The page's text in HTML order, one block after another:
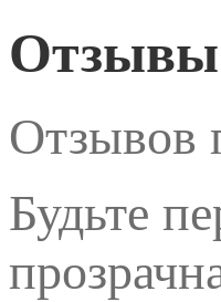
Отзывы
Отзывов
Будьте